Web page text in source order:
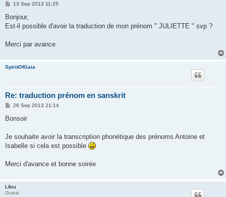
P
s
13 Sep 2013 11:25
Bonjour,
Est-il possible d'avoir la traduction de mon prénom " JULIETTE " svp ?
Merci par avance
SpiritOfGaia
Re: traduction prénom en sanskrit
P
s
26 Sep 2013 21:14
Bonsoir
Je souhaite avoir la transcription phonétique des prénoms Antoine et
Isabelle si cela est possible
Merci d'avance et bonne soirée
Lilou
Guest